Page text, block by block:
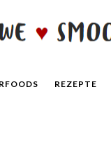
REZEPTE